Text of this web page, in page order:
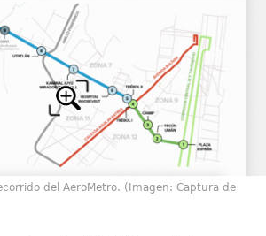
del AeroMetro. (Imagen: Captura de